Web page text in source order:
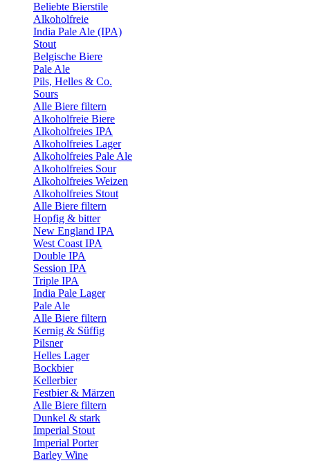
Beliebte Bierstile
Alkoholfreie
India Pale Ale (IPA)
Stout
Belgische Biere
Pale Ale
Pils, Helles & Co.
Sours
Alle Biere filtern
Alkoholfreie Biere
Alkoholfreies IPA
Alkoholfreies Lager
Alkoholfreies Pale Ale
Alkoholfreies Sour
Alkoholfreies Weizen
Alkoholfreies Stout
Alle Biere filtern
Hopfig & bitter
New England IPA
West Coast IPA
Double IPA
Session IPA
Triple IPA
India Pale Lager
Pale Ale
Alle Biere filtern
Kernig & Süffig
Pilsner
Helles Lager
Bockbier
Kellerbier
Festbier & Märzen
Alle Biere filtern
Dunkel & stark
Imperial Stout
Imperial Porter
Barley Wine